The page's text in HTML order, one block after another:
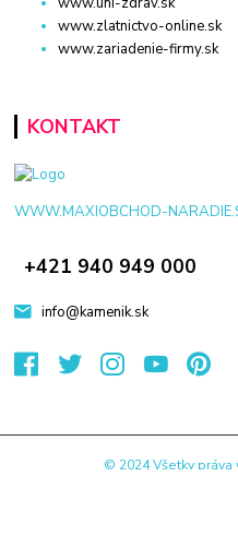
www.zlatnictvo-online.sk
www.zariadenie-firmy.sk
KONTAKT
WWW.MAXIOBCHOD-
+421 940 949 000
info@kamenik.sk
© 2024 Všetky práva